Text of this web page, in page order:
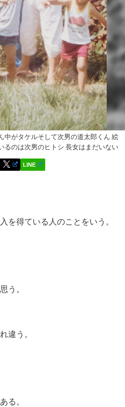
中がタケルそして次男の道太郎くん 絵
るのは次男のヒトシ 長女はまだいない
LINE
を得ている人のことをいう。
う。
違う。
る。